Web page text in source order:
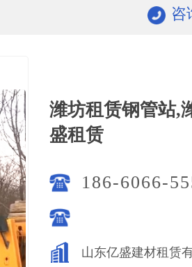
咨
潍坊租赁钢管站,
盛租赁
186-6066-
山东亿盛建材租赁